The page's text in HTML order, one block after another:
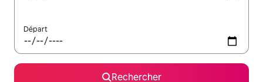
Départ
Rechercher